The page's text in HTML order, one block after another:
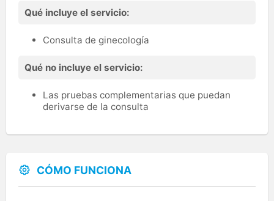
Qué incluye el servicio:
Consulta de ginecología
Qué no incluye el servicio:
Las pruebas complementarias que puedan
derivarse de la consulta
CÓMO FUNCIONA